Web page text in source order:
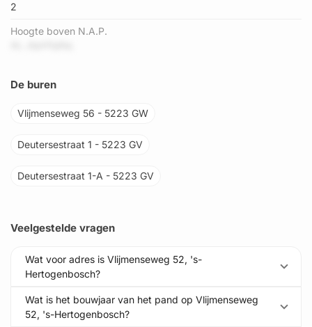
2
Hoogte boven N.A.P.
De buren
Vlijmenseweg 56 - 5223 GW
Deutersestraat 1 - 5223 GV
Deutersestraat 1-A - 5223 GV
Veelgestelde vragen
Wat voor adres is Vlijmenseweg 52, 's-
Hertogenbosch?
Wat is het bouwjaar van het pand op Vlijmenseweg
52, 's-Hertogenbosch?